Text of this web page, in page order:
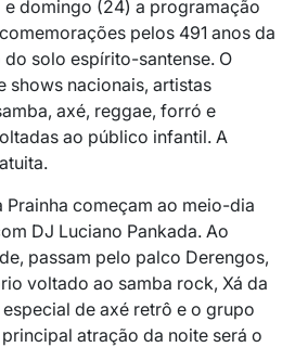
e domingo (24) a programação
pelos 491 anos da
solo espírito-santense. O
shows nacionais, artistas
axé, reggae, forró e
ao público infantil. A
Prainha começam ao meio-dia
DJ Luciano Pankada. Ao
passam pelo palco Derengos,
voltado ao samba rock, Xá da
especial de axé retrô e o grupo
principal atração da noite será o